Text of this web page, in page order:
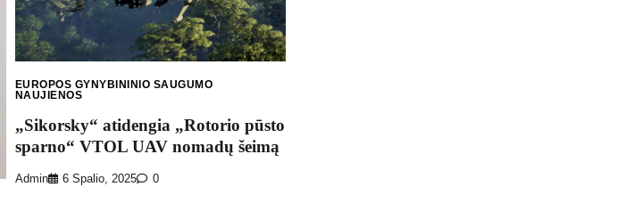
EUROPOS GYNYBININIO SAUGUMO
NAUJIENOS
„Sikorsky“ atidengia „Rotorio pūsto
sparno“ VTOL UAV nomadų šeimą
Admin 6 Spalio, 2025 0